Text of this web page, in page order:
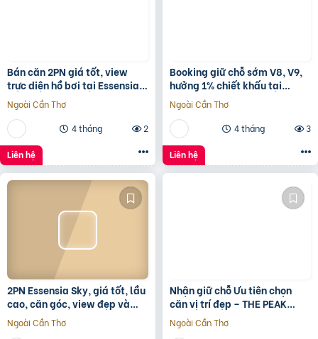
Bán căn 2PN giá tốt, view
trực diện hồ bơi tại Essensia
Sky với giá chỉ 5,6 tỷ
Ngoài Cần Thơ
4 tháng
2
Liên hệ
Booking giữ chỗ sớm V8, V9,
hưởng 1% chiết khấu tại
Sunshine Sky City để đón đầu
hạ tầng phát triển
Ngoài Cần Thơ
4 tháng
3
Liên hệ
2PN Essensia Sky, giá tốt, lầu
cao, căn góc, view đẹp và
thoáng giá chỉ 6 tỷ 780 chưa
KPBTthích hợp
Ngoài Cần Thơ
Nhận giữ chỗ Ưu tiên chọn
căn vị trí đẹp – THE PEAK
GARDEN của Hưng Lộc Phát
Ngoài Cần Thơ